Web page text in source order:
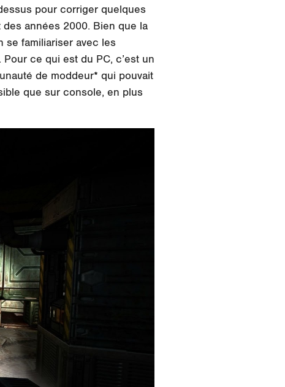
pour corriger quelques
années 2000. Bien que la
se familiariser avec les
ce qui est du PC, c’est un
de moddeur* qui pouvait
que sur console, en plus